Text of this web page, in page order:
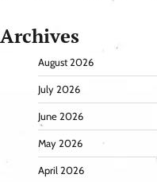
Archives
August 2026
July 2026
June 2026
May 2026
April 2026